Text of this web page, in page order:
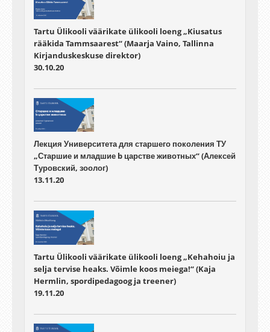
Tartu Ülikooli väärikate ülikooli loeng „Kiusatus
rääkida Tammsaarest“ (Maarja Vaino, Tallinna
Kirjanduskeskuse direktor)
30.10.20
Лекция Университета для старшего поколения ТУ
„Старшие и младшие b царстве животных“ (Алексей
Туровский, зоолог)
13.11.20
Tartu Ülikooli väärikate ülikooli loeng „Kehahoiu ja
selja tervise heaks. Võimle koos meiega!“ (Kaja
Hermlin, spordipedagoog ja treener)
19.11.20